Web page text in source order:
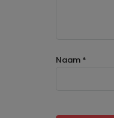
Naam *